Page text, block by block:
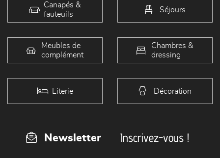
Canapés &
fauteuils
Séjours
Meubles de
complément
Chambres &
dressing
Literie Décoration
Newsletter Inscrivez-vous !